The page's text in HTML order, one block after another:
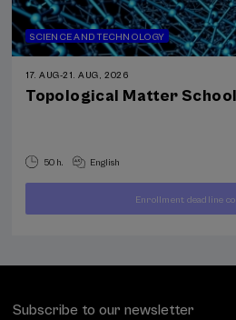
SCIENCE AND TECHNOLOGY
17. AUG-21. AUG, 2026
Topological Matter
50 h. English
...Last
places
Free
Date
expired
Enrollment deadline
Subscribe to our newsletter